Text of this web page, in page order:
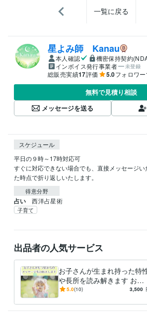
一覧に戻る
星よみ師 Kanau
本人確認
機密保持契約
インボイス発行事業者
未登録
総販売実績17評価 5.0フォロワー
無料で見積り相談
メッセージを送る
スケジュール
平日の９時～17時対応可
すぐに対応できない場合でも、直接メッセージ
た時点で折り返しいたします。
得意分野
占い 西洋占星術
子育て
出品者の人気サービス
お子さんが生まれ持った特
や長所を読み解きます お子
さんの個性の伸ばし方やお
ます
5.0(10) 3,500